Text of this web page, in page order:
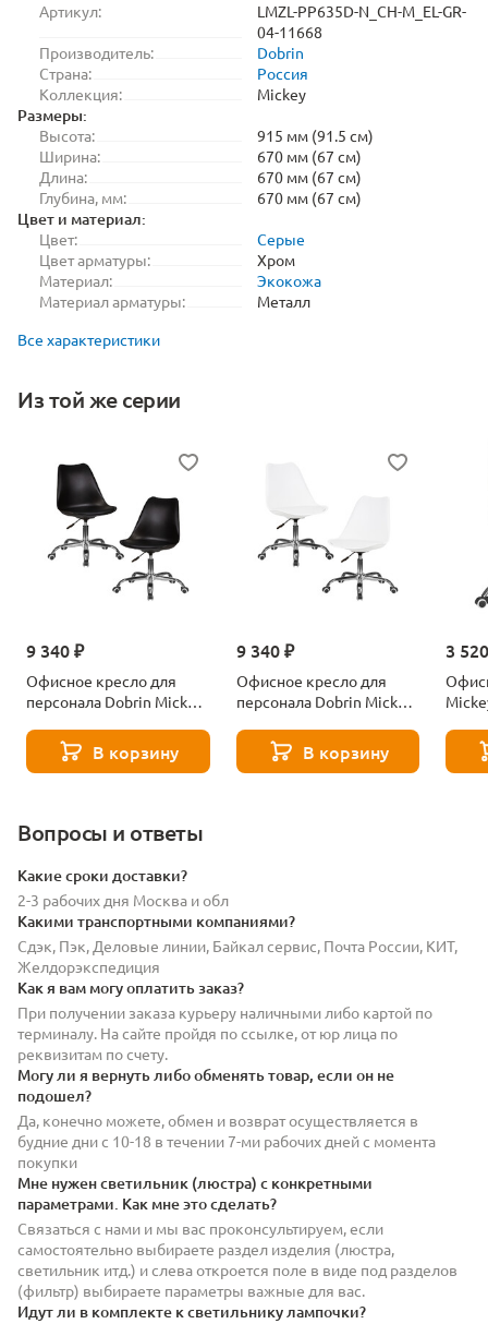
Артикул:
LMZL-PP635D-N_CH-M_EL-GR-
04-11668
Производитель:
Dobrin
Страна:
Россия
Коллекция:
Mickey
Размеры:
Высота:
915 мм (91.5 см)
Ширина:
670 мм (67 см)
Длина:
670 мм (67 см)
Глубина, мм:
670 мм (67 см)
Цвет и материал:
Цвет:
Серые
Цвет арматуры:
Хром
Материал:
Экокожа
Материал арматуры:
Металл
Все характеристики
Из той же серии
9 340 ₽
Офисное кресло для
персонала Dobrin Mickey
M_EL-B-03-11669В корзину
9 340 ₽
Офисное кресло для
персонала Dobrin Mickey
M_EL-ZL-W-02-11667
В корзину
3
Вопросы и ответы
Какие сроки доставки?
2-3 рабочих дня Москва и обл
Какими транспортными компаниями?
Сдэк, Пэк, Деловые линии, Байкал сервис, Почта России, КИТ,
Желдорэкспедиция
Как я вам могу оплатить заказ?
При получении заказа курьеру наличными либо картой по
терминалу. На сайте пройдя по ссылке, от юр лица по
реквизитам по счету.
Могу ли я вернуть либо обменять товар, если он не
подошел?
Да, конечно можете, обмен и возврат осуществляется в
будние дни с 10-18 в течении 7-ми рабочих дней с момента
покупки
Мне нужен светильник (люстра) с конкретными
параметрами. Как мне это сделать?
Связаться с нами и мы вас проконсультируем, если
самостоятельно выбираете раздел изделия (люстра,
светильник итд.) и слева откроется поле в виде под разделов
(фильтр) выбираете параметры важные для вас.
Идут ли в комплекте к светильнику лампочки?